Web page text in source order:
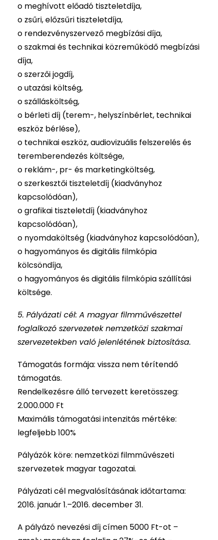
o meghívott előadó tiszteletdíja,
o zsűri, előzsűri tiszteletdíja,
o rendezvényszervező megbízási díja,
o szakmai és technikai közreműködő megbízási
díja,
o szerzői jogdíj,
o utazási költség,
o szállásköltség,
o bérleti díj (terem-, helyszínbérlet, technikai
eszköz bérlése),
o technikai eszköz, audiovizuális felszerelés és
teremberendezés költsége,
o reklám-, pr- és marketingköltség,
o szerkesztői tiszteletdíj (kiadványhoz
kapcsolódóan),
o grafikai tiszteletdíj (kiadványhoz
kapcsolódóan),
o nyomdaköltség (kiadványhoz kapcsolódóan),
o hagyományos és digitális filmkópia
kölcsöndíja,
o hagyományos és digitális filmkópia szállítási
költsége.
5. Pályázati cél: A magyar filmművészettel
foglalkozó szervezetek nemzetközi szakmai
szervezetekben való jelenlétének biztosítása.
Támogatás formája: vissza nem térítendő
támogatás.
Rendelkezésre álló tervezett keretösszeg:
2.000.000 Ft
Maximális támogatási intenzitás mértéke:
legfeljebb 100%
Pályázók köre: nemzetközi filmművészeti
szervezetek magyar tagozatai.
Pályázati cél megvalósításának időtartama:
2016. január 1.–2016. december 31.
A pályázó nevezési díj címen 5000 Ft-ot –